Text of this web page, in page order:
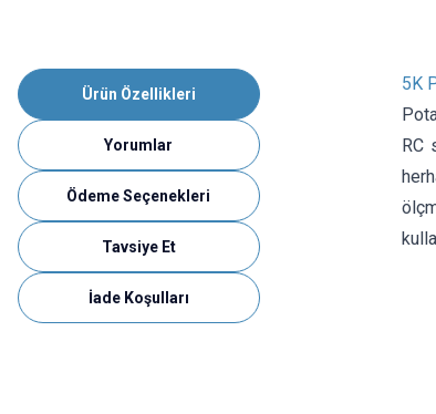
Ürün Özellikleri
Yorumlar
Ödeme Seçenekleri
Tavsiye Et
İade Koşulları
5K
RC